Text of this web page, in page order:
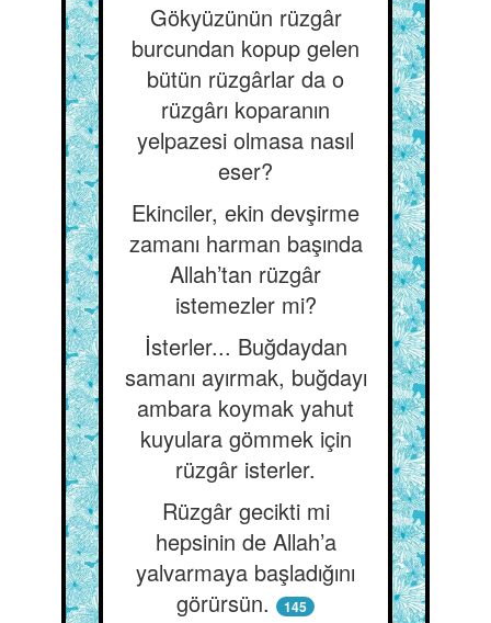
Gökyüzünün rüzgâr
burcundan kopup gelen
bütün rüzgârlar da o
rüzgârı koparanın
yelpazesi olmasa nasıl
eser?
Ekinciler, ekin devşirme
zamanı harman başında
Allah’tan rüzgâr
istemezler mi?
İsterler... Buğdaydan
samanı ayırmak, buğdayı
ambara koymak yahut
kuyulara gömmek için
rüzgâr isterler.
Rüzgâr gecikti mi
hepsinin de Allah’a
yalvarmaya başladığını
görürsün.
145